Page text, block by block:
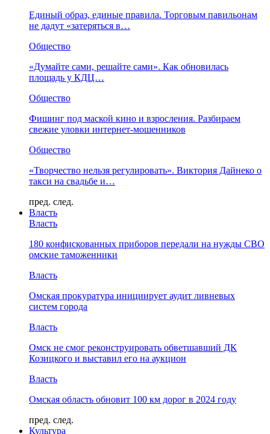
Единый образ, единые правила. Торговым павильонам
не дадут «затеряться в…
Общество
«Думайте сами, решайте сами». Как обновилась
площадь у КДЦ…
Общество
Фишинг под маской кино и взросления. Разбираем
свежие уловки интернет-мошенников
Общество
«Творчество нельзя регулировать». Виктория Дайнеко о
такси на свадьбе и…
пред. след.
Власть
Власть
180 конфискованных приборов передали на нужды СВО
омские таможенники
Власть
Омская прокуратура инициирует аудит ливневых
систем города
Власть
Омск не смог реконструировать обветшавший ДК
Козицкого и выставил его на аукцион
Власть
Омская область обновит 100 км дорог в 2024 году
пред. след.
Культура